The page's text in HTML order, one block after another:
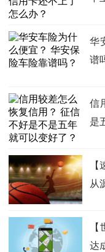
华
谱
信
是
从
达